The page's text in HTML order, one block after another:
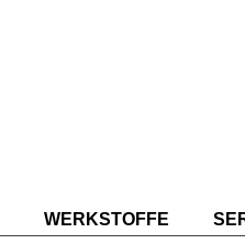
WERKSTOFFE